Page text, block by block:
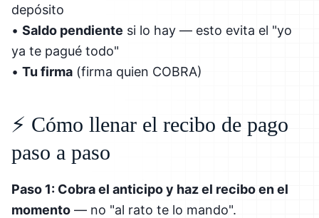
depósito
• Saldo pendiente si lo hay — esto evita el "yo
ya te pagué todo"
• Tu firma (firma quien COBRA)
⚡ Cómo llenar el recibo de pago
paso a paso
Paso 1: Cobra el anticipo y haz el recibo en el
momento — no "al rato te lo mando".